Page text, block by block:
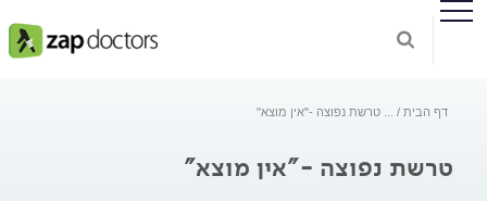
דף הבית טרשת נפוצה -"אין מוצא"
טרשת נפוצה -"אין מוצא"